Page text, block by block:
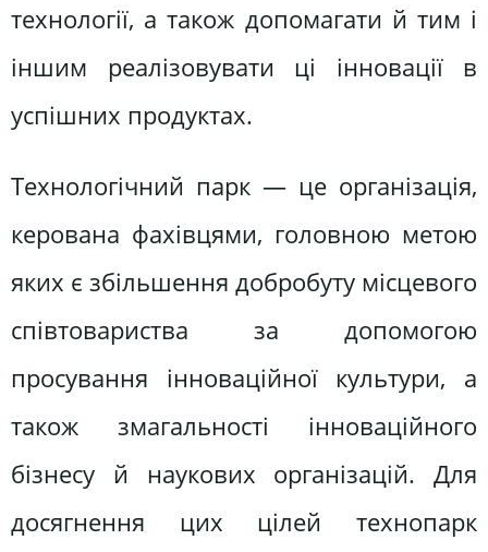
технології, а також допомагати й тим і
іншим реалізовувати ці інновації в
успішних продуктах.
Технологічний парк — це організація,
керована фахівцями, головною метою
яких є збільшення добробуту місцевого
співтовариства за допомогою
просування інноваційної культури, а
також змагальності інноваційного
бізнесу й наукових організацій. Для
досягнення цих цілей технопарк